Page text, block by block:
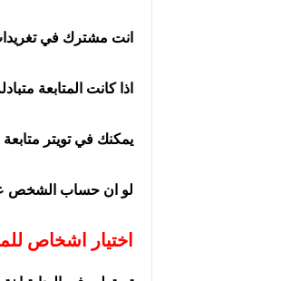
انت مشترك في
اذا كانت المتابعة
يمكنك في تويتر
لو ان حساب الشخص عام
اختيار اشخاص